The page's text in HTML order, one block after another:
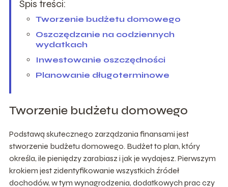
Spis treści:
Tworzenie budżetu domowego
Oszczędzanie na codziennych
wydatkach
Inwestowanie oszczędności
Planowanie długoterminowe
Tworzenie budżetu domowego
Podstawą skutecznego zarządzania finansami jest
stworzenie budżetu domowego. Budżet to plan, który
określa, ile pieniędzy zarabiasz i jak je wydajesz. Pierwszym
krokiem jest zidentyfikowanie wszystkich źródeł
dochodów, w tym wynagrodzenia, dodatkowych prac czy